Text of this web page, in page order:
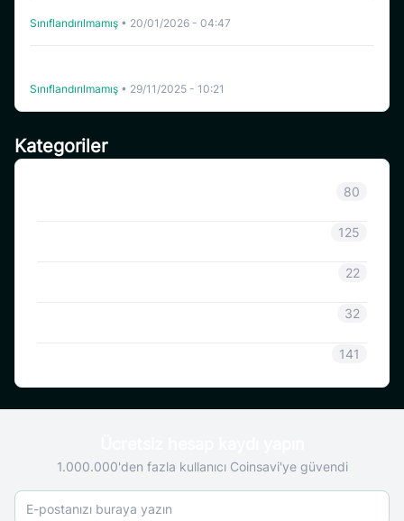
Kategoriler
80
125
22
32
141
Sınıflandırılmamış • 20/01/2026 - 04:47
Sınıflandırılmamış • 29/11/2025 - 10:21
1.000.000'den fazla kullanıcı Coinsavi'ye güvendi